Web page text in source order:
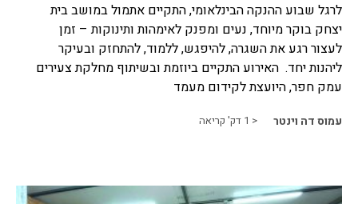
לרגל שבוע ההנקה הבינלאומי, התקיים אתמול במושב בית
יצחק בוקר מיוחד, נעים ומפנק לאימהות ותינוקות – זמן
לעצור רגע את השגרה, להיפגש, ללמוד, להתחזק ובעיקר
ליהנות יחד. האירוע התקיים ביוזמת ובשיתוף מחלקת צעירים
עמק חפר, היועצת לקידום מעמד
עמוס דה וינטר < 1 דק' קריאה